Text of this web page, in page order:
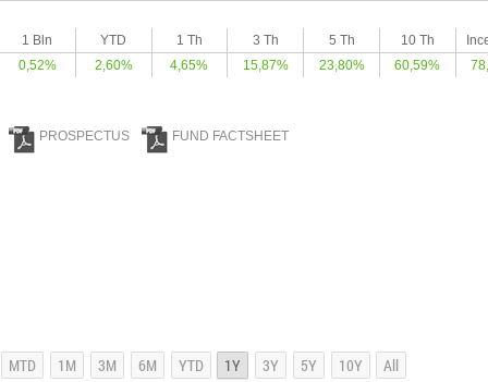
1 Bln YTD 1 Th 3 Th 5 Th 10 Th
0,52%
2,60% 4,65% 15,87% 23,80% 60,59%
PROSPECTUS FUND FACTSHEET